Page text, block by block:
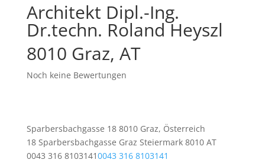
Architekt Dipl.-Ing.
Dr.techn. Roland Heyszl
8010 Graz, AT
Noch keine Bewertungen
Sparbersbachgasse 18 8010 Graz, Österreich
18 Sparbersbachgasse Graz Steiermark 8010 AT
0043 316 81031410043 316 8103141